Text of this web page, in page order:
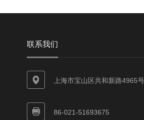
联系我们
上海市宝山区共和新路4965
86-021-51693675